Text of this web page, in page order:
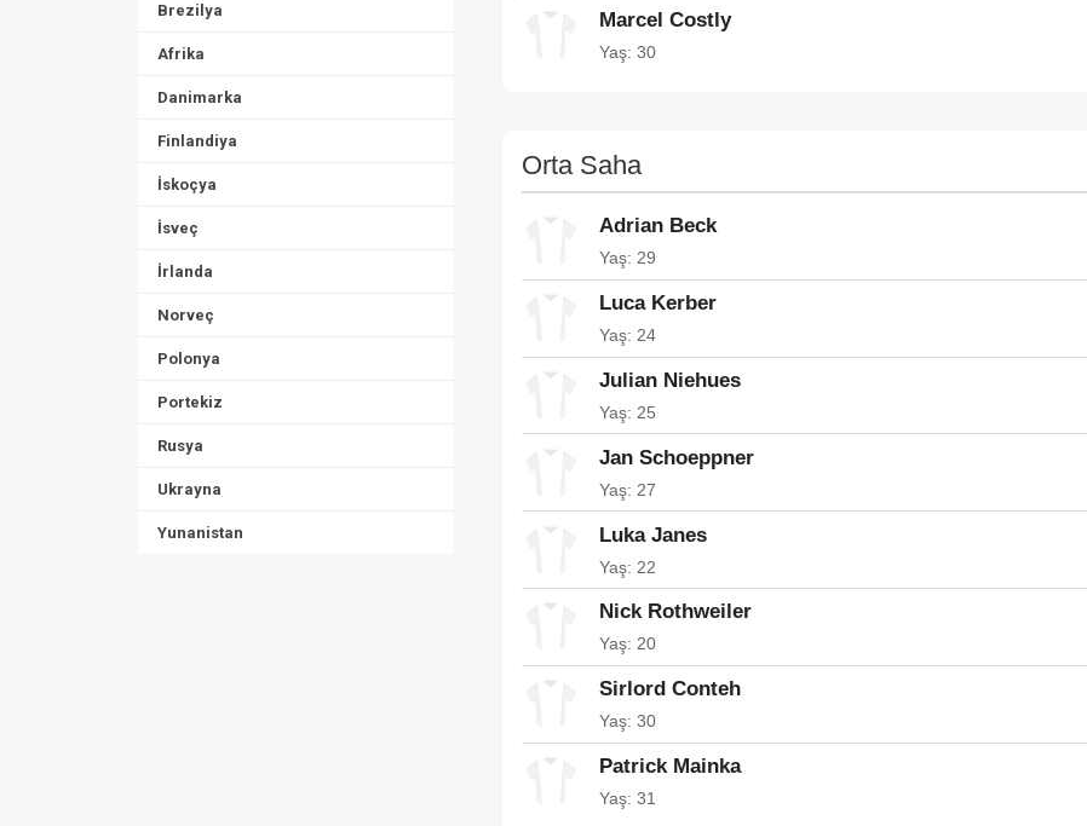
Brezilya
Afrika
Danimarka
Finlandiya
İskoçya
İsveç
İrlanda
Norveç
Polonya
Portekiz
Rusya
Ukrayna
Yunanistan
Marcel Costly
Yaş: 30
Orta Saha
Adrian Beck
Yaş: 29
Luca Kerber
Yaş: 24
Julian Niehues
Yaş: 25
Jan Schoeppner
Yaş: 27
Luka Janes
Yaş: 22
Nick Rothweiler
Yaş: 20
Sirlord Conteh
Yaş: 30
Patrick Mainka
Yaş: 31